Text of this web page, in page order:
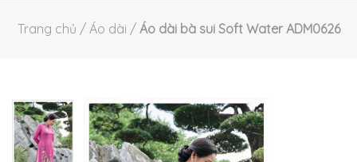
Trang chủ / Áo dài / Áo dài bà sui Soft Water ADM0626